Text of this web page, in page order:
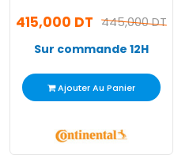
445,000 DT
415,000 DT
Sur commande 12H
Ajouter Au Panier